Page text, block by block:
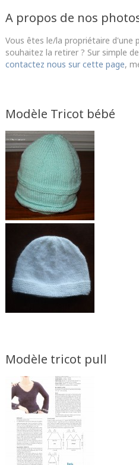
A propos de nos
Vous êtes le/la propriétaire d'une
souhaitez la retirer ? Sur simple
contactez nous sur cette page,
Modèle Tricot bébé
Modèle tricot pull